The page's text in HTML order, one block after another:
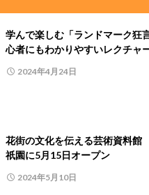
学んで楽しむ「ランドマーク
心者にもわかりやすいレクチャ
2024年4月24日
花街の文化を伝える芸術資料
祇園に5月15日オープン
2024年5月10日